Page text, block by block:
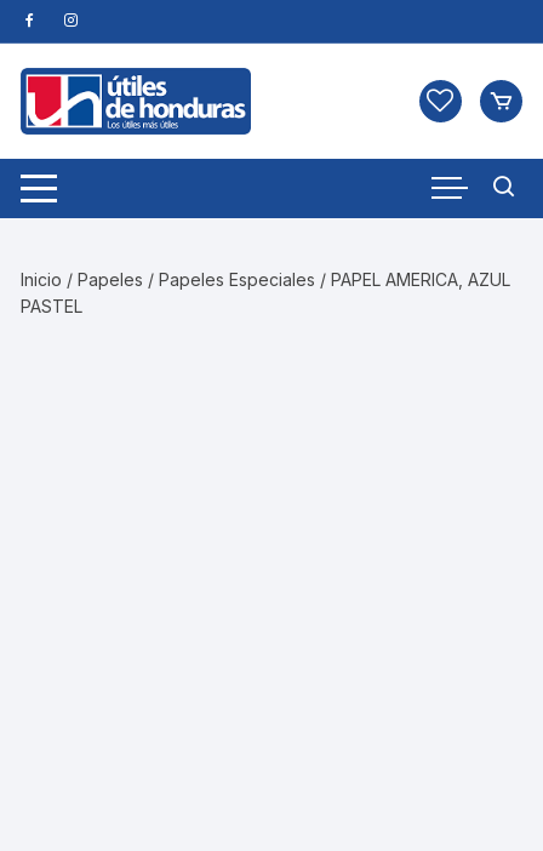
Skip
to
content
Inicio /Papeles /Papeles Especiales / PAPEL AMERICA, AZUL
PASTEL